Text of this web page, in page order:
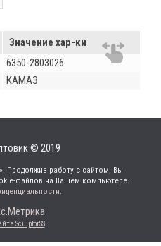
Значение хар-ки
6350-2803026
КАМАЗ
© 2019
». Продолжив работу с сайтом, Вы
файлов на Вашем компьютере.
.
SculptorSS